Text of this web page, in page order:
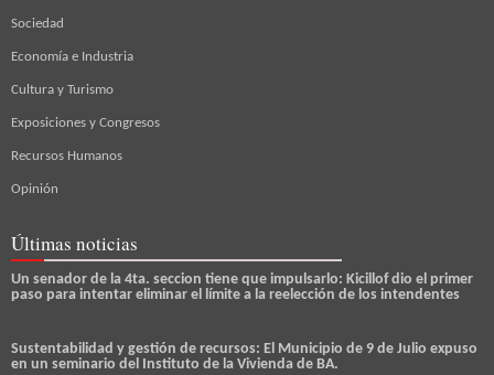
Sociedad
Economía e Industria
Cultura y Turismo
Exposiciones y Congresos
Recursos Humanos
Opinión
Últimas noticias
Un senador de la 4ta. seccion tiene que impulsarlo: Kicillof dio el primer
paso para intentar eliminar el límite a la reelección de los intendentes
Sustentabilidad y gestión de recursos: El Municipio de 9 de Julio expuso
en un seminario del Instituto de la Vivienda de BA.